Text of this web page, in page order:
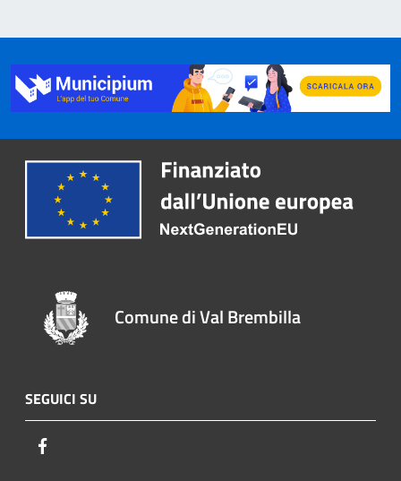
Comune di Val Brembilla
SEGUICI SU